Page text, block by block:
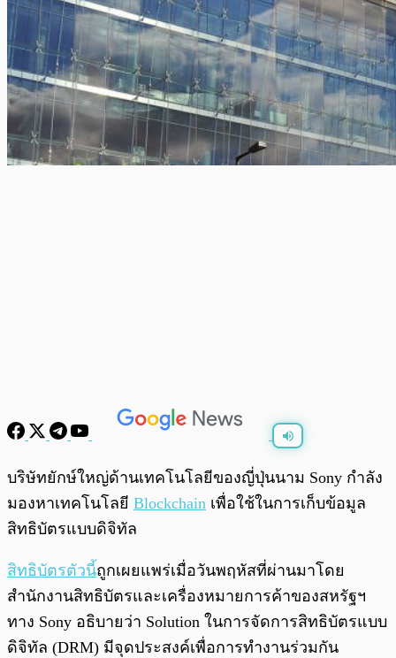
พร้อมเล่น 0:00
บริษัทยักษ์ใหญ่ด้านเทคโนโลยีของญี่ปุ่นนาม Sony กำลัง
มองหาเทคโนโลยี Blockchain เพื่อใช้ในการเก็บข้อมูล
สิทธิบัตรแบบดิจิทัล
สิทธิบัตรตัวนี้ถูกเผยแพร่เมื่อวันพฤหัสที่ผ่านมาโดย
สำนักงานสิทธิบัตรและเครื่องหมายการค้าของสหรัฐฯ
ทาง Sony อธิบายว่า Solution ในการจัดการสิทธิบัตรแบบ
ดิจิทัล (DRM) มีจุดประสงค์เพื่อการทำงานร่วมกัน